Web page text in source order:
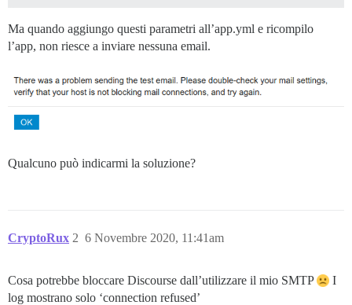
Ma quando aggiungo questi parametri all’app.yml e ricompilo
l’app, non riesce a inviare nessuna email.
Qualcuno può indicarmi la soluzione?
CryptoRux 6 Novembre 2020, 11:41am
2
Cosa potrebbe bloccare Discourse dall’utilizzare il mio SMTP
I
log mostrano solo ‘connection refused’